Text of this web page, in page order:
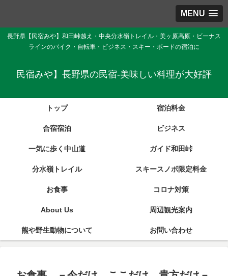
MENU
長野県【民宿みや】和田峠越え・中央分水嶺トレイル・美ヶ原高原・ビーナス
ラインのバイク・自転車・ビジネス・スキー・ボードの宿泊に
民宿みや】長野県の民宿-美味しい料理が大好評
トップ 宿泊料金
合宿宿泊 ビジネス
一気に歩く中山道 ガイド和田峠
分水嶺トレイル スキースノボ限定料金
お食事 コロナ対策
About Us 周辺観光案内
熊や野生動物について お問い合わせ